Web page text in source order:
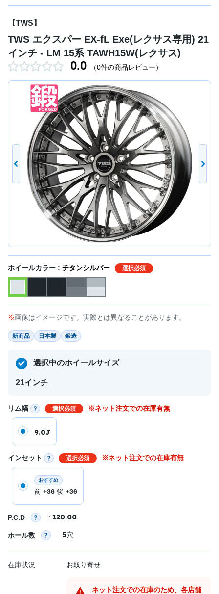
【TWS】
TWS エクスパー EX-fL Exe(レクサス専用) 21
インチ - LM 15系 TAWH15W(レクサス)
0.0 （0件の商品レビュー）
ホイールカラー : チタンシルバー 選択必須
画像はイメージです。実際とは異なることがあります。
新商品 日本製 鍛造
選択中のホイールサイズ
21インチ
リム幅 選択必須 ※ネット注文での在庫有無
9.0J
インセット 選択必須 ※ネット注文での在庫有無
おすすめ
前 +36 後 +36
P.C.D : 120.00
ホール数 : 5穴
在庫状況 お取り寄せ
ネット注文での在庫のため、各店舗